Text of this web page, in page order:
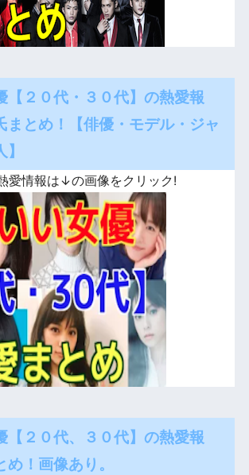
【２０代・３０代】の熱愛報
まとめ！【俳優・モデル・ジャ
愛情報は↓の画像をクリック!
【２０代、３０代】の熱愛報
！画像あり。